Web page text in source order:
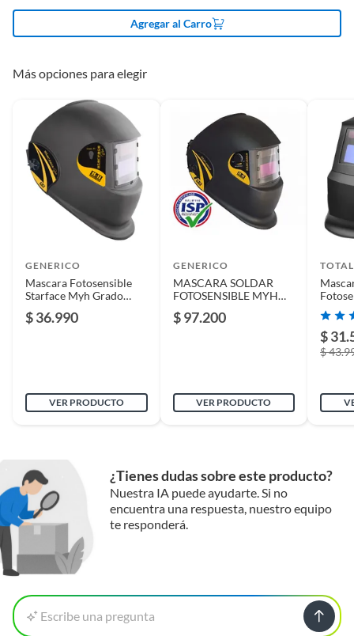
FACTURA O BOLETA
Emitimos facturas y boletas.
SOMOS CENTROHERRAMIENTAS
Uso de la herramienta
Incluye mica
Largo 30
Ancho 30
Agregar al Carro
Más opciones para elegir
GENERICO
Mascara Fotosensible
Starface Myh Grado
$ 36.990
VER PRODUCTO
GENERICO
MASCARA SOLDAR
FOTOSENSIBLE MYH
$ 97.200
VER PRODUCTO
$
$
¿Tienes dudas sobre este producto?
Nuestra IA puede ayudarte. Si no
encuentra una respuesta, nuestro equipo
te responderá.
Escribe una pregunta